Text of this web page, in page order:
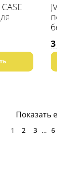
Показать
1 2 3 … 6